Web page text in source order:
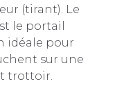
(tirant). Le
le portail
idéale pour
sur une
trottoir.